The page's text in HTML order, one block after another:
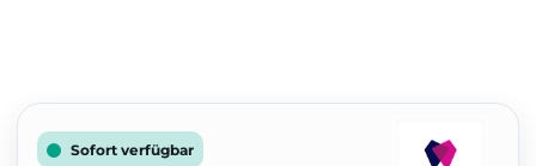
Sofort verfügbar